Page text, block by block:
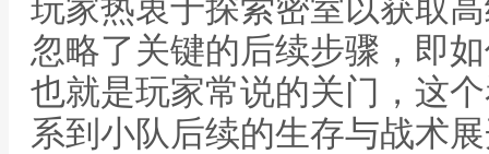
玩家热衷于探索密室以获取
忽略了关键的后续步骤，即
也就是玩家常说的关门，这
系到小队后续的生存与战术